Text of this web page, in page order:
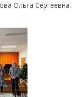
Ольга Сергеевна.